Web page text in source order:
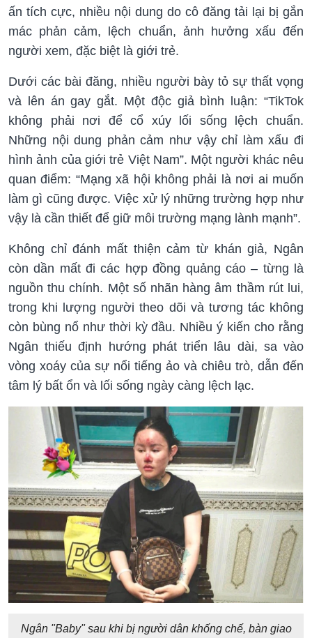
ấn tích cực, nhiều nội dung do cô đăng tải lại bị gắn
mác phản cảm, lệch chuẩn, ảnh hưởng xấu đến
người xem, đặc biệt là giới trẻ.
Dưới các bài đăng, nhiều người bày tỏ sự thất vọng
và lên án gay gắt. Một độc giả bình luận: “TikTok
không phải nơi để cổ xúy lối sống lệch chuẩn.
Những nội dung phản cảm như vậy chỉ làm xấu đi
hình ảnh của giới trẻ Việt Nam”. Một người khác nêu
quan điểm: “Mạng xã hội không phải là nơi ai muốn
làm gì cũng được. Việc xử lý những trường hợp như
vậy là cần thiết để giữ môi trường mạng lành mạnh”.
Không chỉ đánh mất thiện cảm từ khán giả, Ngân
còn dần mất đi các hợp đồng quảng cáo – từng là
nguồn thu chính. Một số nhãn hàng âm thầm rút lui,
trong khi lượng người theo dõi và tương tác không
còn bùng nổ như thời kỳ đầu. Nhiều ý kiến cho rằng
Ngân thiếu định hướng phát triển lâu dài, sa vào
vòng xoáy của sự nổi tiếng ảo và chiêu trò, dẫn đến
tâm lý bất ổn và lối sống ngày càng lệch lạc.
Ngân "Baby" sau khi bị người dân khống chế, bàn giao